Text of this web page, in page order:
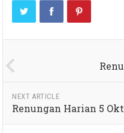
NEXT ARTICLE
Renungan Harian 5